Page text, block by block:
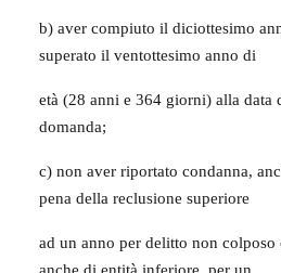
b) aver compiuto il diciottesimo
superato il ventottesimo anno di
età (28 anni e 364 giorni) alla data
domanda;
c) non aver riportato condanna,
pena della reclusione superiore
ad un anno per delitto non colposo
anche di entità inferiore, per un